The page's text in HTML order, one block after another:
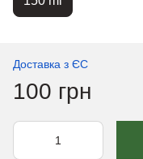
Доставка з ЄС
100 грн